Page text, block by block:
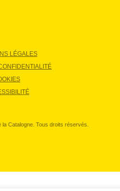
LÉGALES
Catalogne. Tous droits réservés.